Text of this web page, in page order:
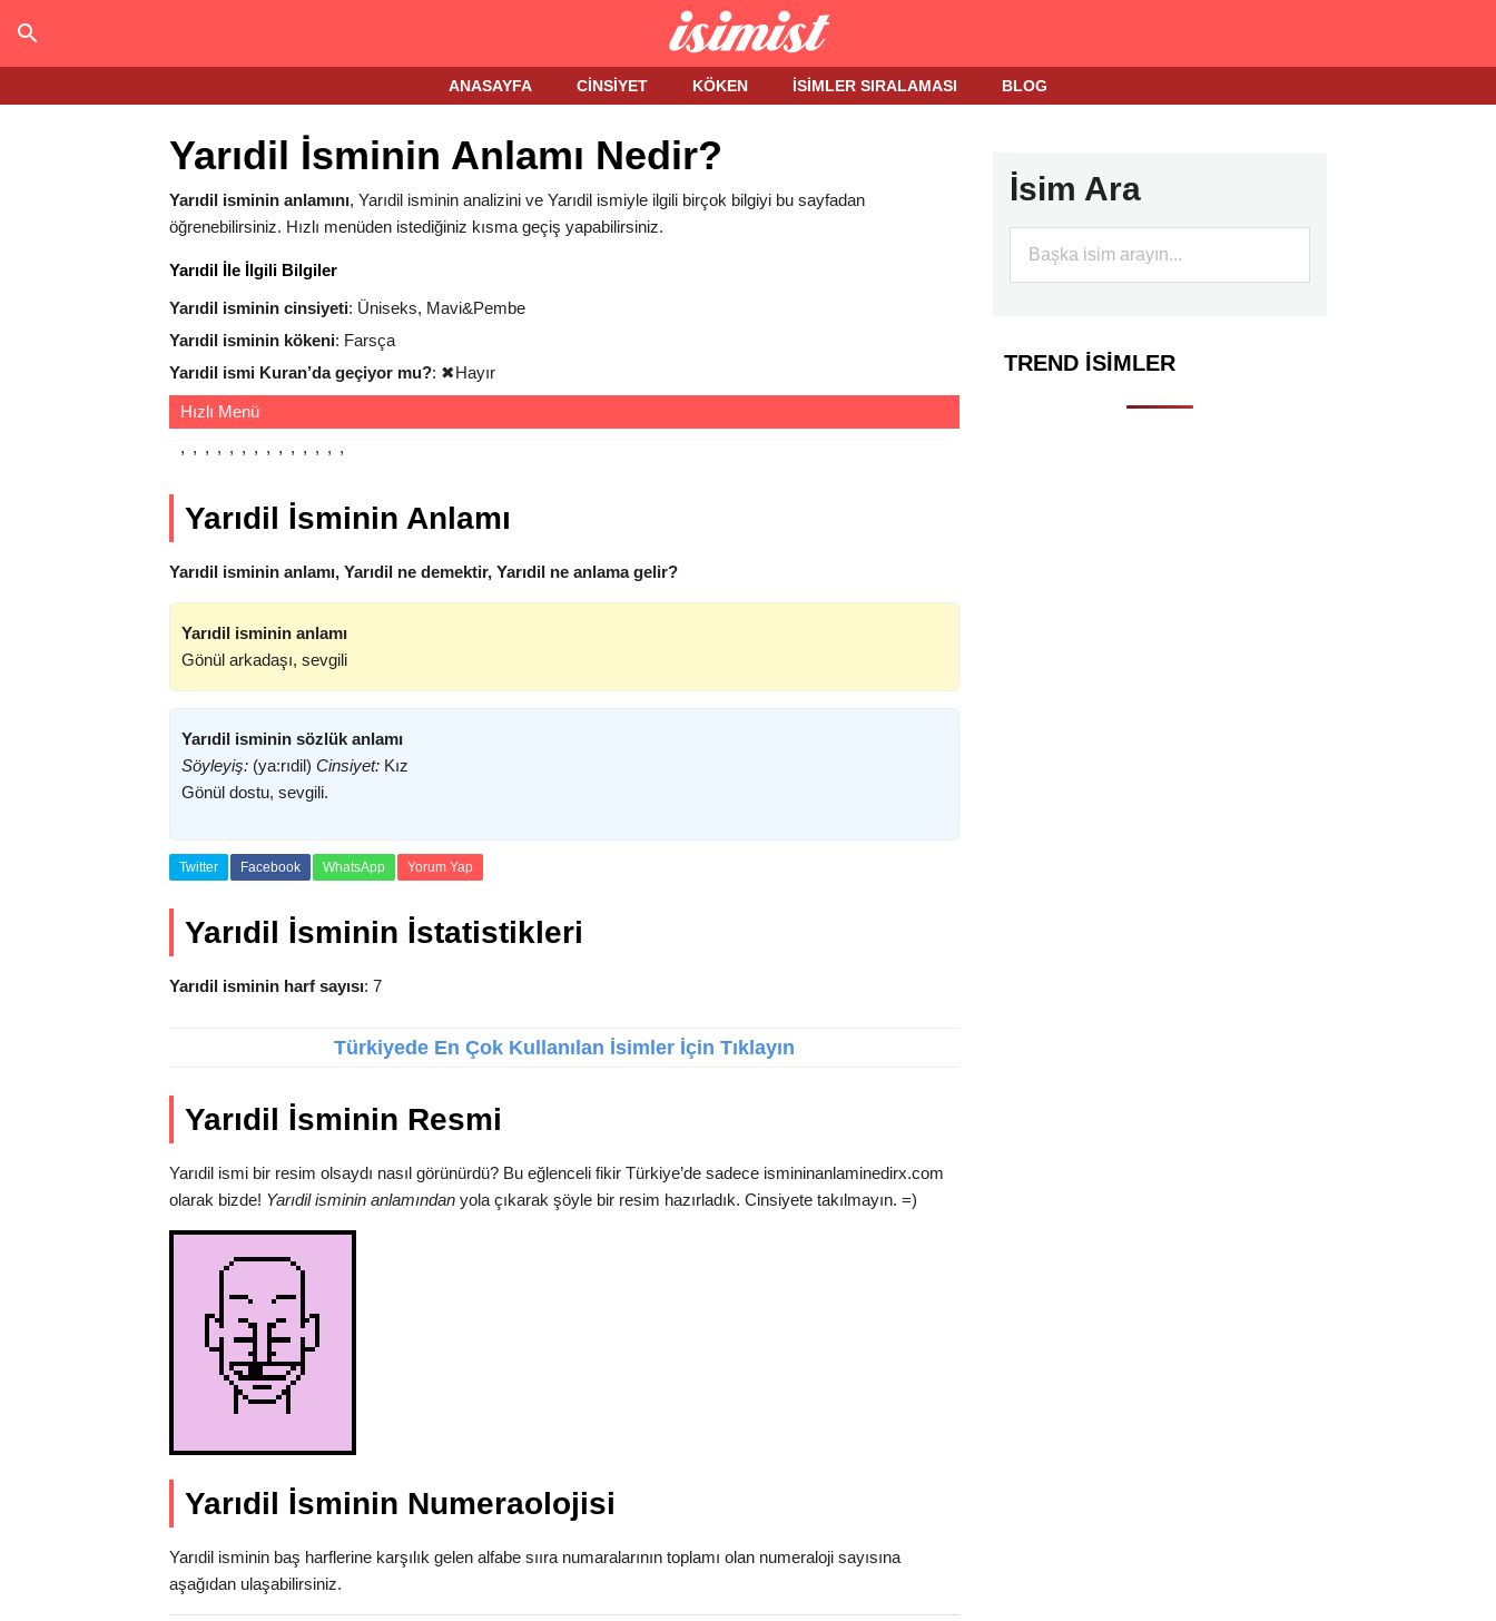
ANASAYFA CINSIYET KÖKEN İSIMLER SIRALAMASI BLOG
Yarıdil İsminin Anlamı Nedir?
Yarıdil isminin anlamını, Yarıdil isminin analizini ve Yarıdil ismiyle ilgili birçok bilgiyi bu sayfadan
öğrenebilirsiniz. Hızlı menüden istediğiniz kısma geçiş yapabilirsiniz.
Yarıdil İle İlgili Bilgiler
Yarıdil isminin cinsiyeti: Üniseks, Mavi&Pembe
Yarıdil isminin kökeni: Farsça
Yarıdil ismi Kuran’da geçiyor mu?: ✖Hayır
Hızlı Menü
Yarıdil İsminin Anlamı
Yarıdil isminin anlamı, Yarıdil ne demektir, Yarıdil ne anlama gelir?
Yarıdil isminin anlamı
Gönül arkadaşı, sevgili
Yarıdil isminin sözlük anlamı
Söyleyiş: (ya:rıdil) Cinsiyet: Kız
Gönül dostu, sevgili.
Twitter Facebook WhatsApp Yorum Yap
Yarıdil İsminin İstatistikleri
Yarıdil isminin harf sayısı: 7
Türkiyede En Çok Kullanılan İsimler İçin Tıklayın
Yarıdil İsminin Resmi
Yarıdil ismi bir resim olsaydı nasıl görünürdü? Bu eğlenceli fikir Türkiye’de sadece ismininanlaminedirx.com
olarak bizde! Yarıdil isminin anlamından yola çıkarak şöyle bir resim hazırladık. Cinsiyete takılmayın. =)
Yarıdil İsminin Numeraolojisi
Yarıdil isminin baş harflerine karşılık gelen alfabe sııra numaralarının toplamı olan numeraloji sayısına
aşağıdan ulaşabilirsiniz.
İsim Ara
TREND İSIMLER